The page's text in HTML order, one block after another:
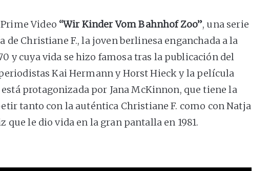
Video “Wir Kinder Vom Bahnhof Zoo”, una serie
de Christiane F., la joven berlinesa enganchada a la
y cuya vida se hizo famosa tras la publicación del
Kai Hermann y Horst Hieck y la película
protagonizada por Jana McKinnon, que tiene la
tanto con la auténtica Christiane F. como con Natja
que le dio vida en la gran pantalla en 1981.